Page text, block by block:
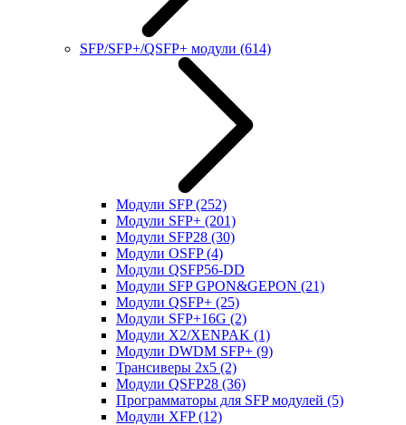
SFP/SFP+/QSFP+ модули (614)
Модули SFP(252)
Модули SFP+ (201)
Модули SFP28 (30)
Модули OSFP(4)
Модули QSFP56-DD
Модули SFP GPON&GEPON (21)
Модули QSFP+ (25)
Модули SFP+16G (2)
Модули X2/XENPAK (1)
Модули DWDM SFP+ (9)
Трансиверы 2x5 (2)
Модули QSFP28 (36)
Программаторы для SFP модулей (5)
Модули XFP(12)